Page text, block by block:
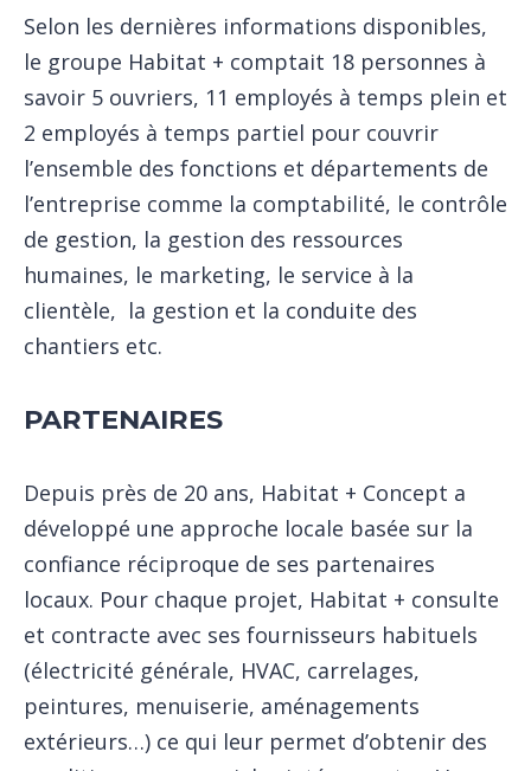
Selon les dernières informations disponibles,
le groupe Habitat + comptait 18 personnes à
savoir 5 ouvriers, 11 employés à temps plein et
2 employés à temps partiel pour couvrir
l’ensemble des fonctions et départements de
l’entreprise comme la comptabilité, le contrôle
de gestion, la gestion des ressources
humaines, le marketing, le service à la
clientèle, la gestion et la conduite des
chantiers etc.
PARTENAIRES
Depuis près de 20 ans, Habitat + Concept a
développé une approche locale basée sur la
confiance réciproque de ses partenaires
locaux. Pour chaque projet, Habitat + consulte
et contracte avec ses fournisseurs habituels
(électricité générale, HVAC, carrelages,
peintures, menuiserie, aménagements
extérieurs…) ce qui leur permet d’obtenir des